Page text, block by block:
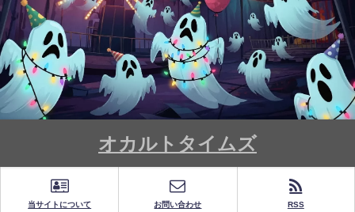
オカルトタイムズ
当サイトについて お問い合わせ RSS